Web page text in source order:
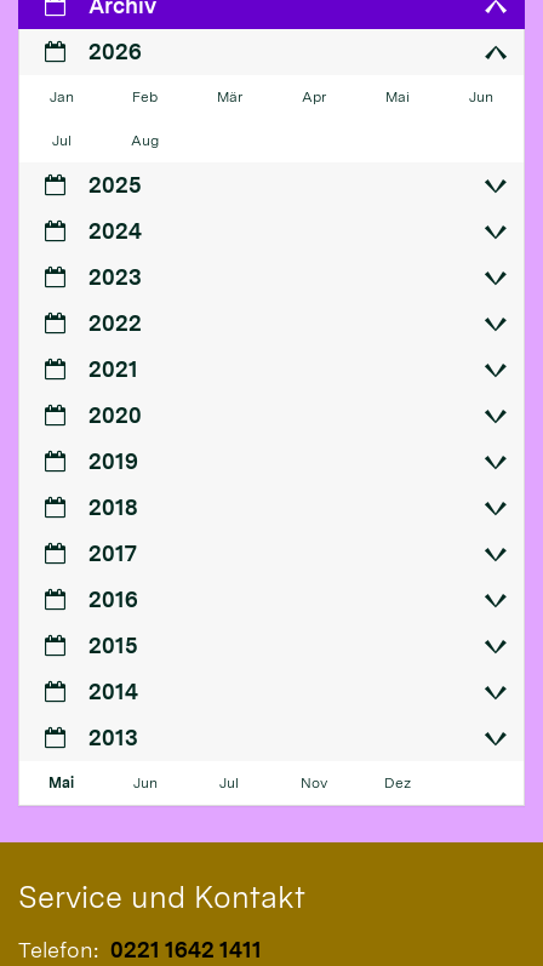
Archiv
2026
Jan Feb Mär Apr Mai Jun
Jul Aug
2025
2024
2023
2022
2021
2020
2019
2018
2017
2016
2015
2014
2013
Mai Jun Jul Nov Dez
Service und Kontakt
Telefon: 0221 1642 1411